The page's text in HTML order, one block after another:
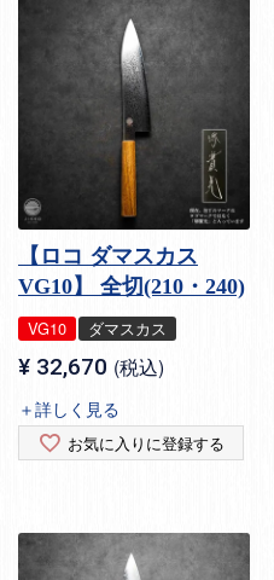
【ロコ ダマスカス
VG10】 全切(210・240)
VG10 ダマスカス
¥ 32,670 税込
＋詳しく見る
お気に入りに登録する